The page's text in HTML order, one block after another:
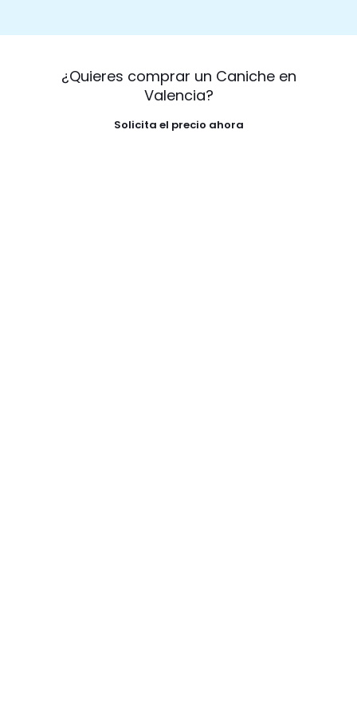
¿Quieres comprar un Caniche en
Valencia?
Solicita el precio ahora